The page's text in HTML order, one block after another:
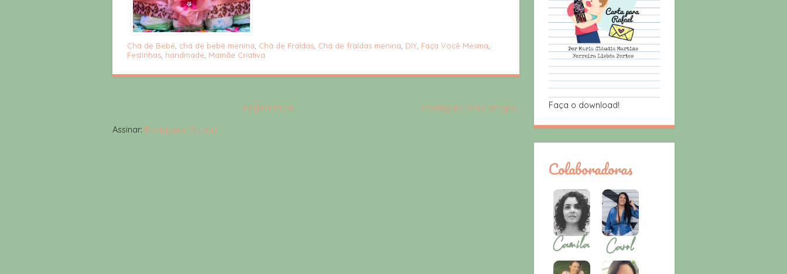
Chá de Bebê chá de bebê menina Chá de Fraldas Chá de fraldas menina DIY Faça Você Mesma
Festinhas handmade Mamãe Criativa
Postagens mais antigas
Página inicial
Assinar: Postagens (Atom)
Faça o download!
Colaboradoras